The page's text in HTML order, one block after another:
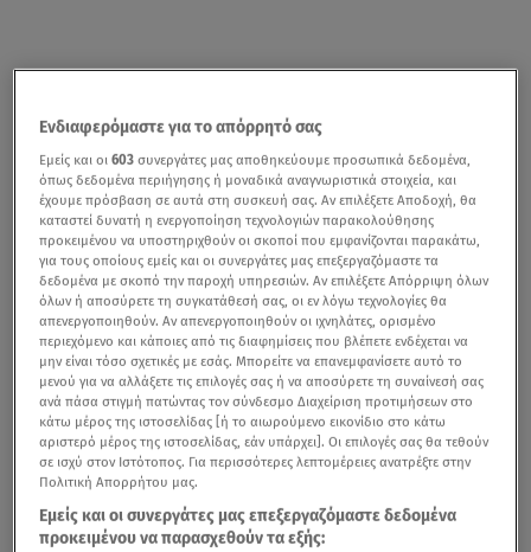
Ενδιαφερόμαστε για το απόρρητό σας
Εμείς και οι603 συνεργάτες μας αποθηκεύουμε προσωπικά δεδομένα,
όπως δεδομένα περιήγησης ή μοναδικά αναγνωριστικά στοιχεία, και
έχουμε πρόσβαση σε αυτά στη συσκευή σας. Αν επιλέξετε Αποδοχή, θα
καταστεί δυνατή η ενεργοποίηση τεχνολογιών παρακολούθησης
προκειμένου να υποστηριχθούν οι σκοποί που εμφανίζονται παρακάτω,
για τους οποίους εμείς και οι συνεργάτες μας επεξεργαζόμαστε τα
δεδομένα με σκοπό την παροχή υπηρεσιών. Αν επιλέξετε Απόρριψη όλων
όλων ή αποσύρετε τη συγκατάθεσή σας, οι εν λόγω τεχνολογίες θα
απενεργοποιηθούν. Αν απενεργοποιηθούν οι ιχνηλάτες, ορισμένο
περιεχόμενο και κάποιες από τις διαφημίσεις που βλέπετε ενδέχεται να
μην είναι τόσο σχετικές με εσάς. Μπορείτε να επανεμφανίσετε αυτό το
μενού για να αλλάξετε τις επιλογές σας ή να αποσύρετε τη συναίνεσή σας
ανά πάσα στιγμή πατώντας τον σύνδεσμο Διαχείριση προτιμήσεων στο
κάτω μέρος της ιστοσελίδας [ή το αιωρούμενο εικονίδιο στο κάτω
αριστερό μέρος της ιστοσελίδας, εάν υπάρχει]. Οι επιλογές σας θα τεθούν
σε ισχύ στον Ιστότοπος. Για περισσότερες λεπτομέρειες ανατρέξτε στην
Πολιτική Απορρήτου μας.
Εμείς και οι συνεργάτες μας επεξεργαζόμαστε δεδομένα
προκειμένου να παρασχεθούν τα εξής: